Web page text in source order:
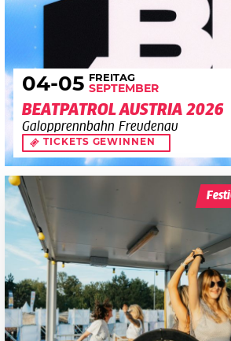
04-05 FREITAG
SEPTEMBER
BEATPATROL AUSTRIA 2026
Galopprennbahn Freudenau
TICKETS GEWINNEN